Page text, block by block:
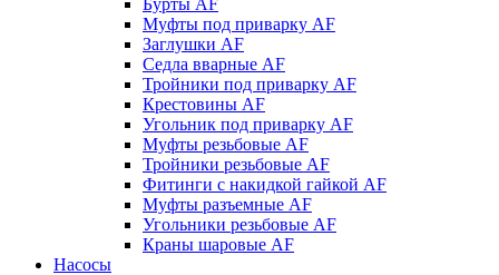
Муфты под приварку AF
Заглушки AF
Седла вварные AF
Тройники под приварку AF
Крестовины AF
Угольник под приварку AF
Муфты резьбовые AF
Тройники резьбовые AF
Фитинги с накидкой гайкой AF
Муфты разъемные AF
Угольники резьбовые AF
Краны шаровые AF
Насосы